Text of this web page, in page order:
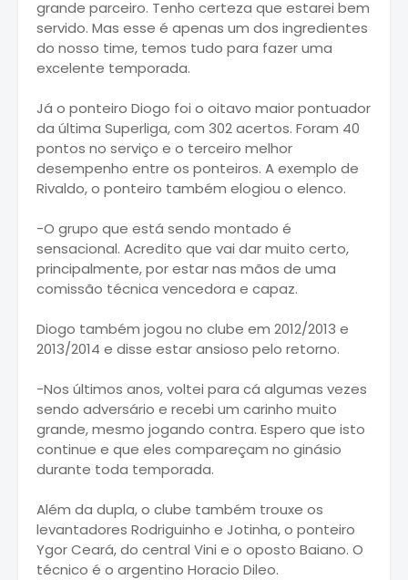
grande parceiro. Tenho certeza que estarei bem
servido. Mas esse é apenas um dos ingredientes
do nosso time, temos tudo para fazer uma
excelente temporada.
Já o ponteiro Diogo foi o oitavo maior pontuador
da última Superliga, com 302 acertos. Foram 40
pontos no serviço e o terceiro melhor
desempenho entre os ponteiros. A exemplo de
Rivaldo, o ponteiro também elogiou o elenco.
-O grupo que está sendo montado é
sensacional. Acredito que vai dar muito certo,
principalmente, por estar nas mãos de uma
comissão técnica vencedora e capaz.
Diogo também jogou no clube em 2012/2013 e
2013/2014 e disse estar ansioso pelo retorno.
-Nos últimos anos, voltei para cá algumas vezes
sendo adversário e recebi um carinho muito
grande, mesmo jogando contra. Espero que isto
continue e que eles compareçam no ginásio
durante toda temporada.
Além da dupla, o clube também trouxe os
levantadores Rodriguinho e Jotinha, o ponteiro
Ygor Ceará, do central Vini e o oposto Baiano. O
técnico é o argentino Horacio Dileo.